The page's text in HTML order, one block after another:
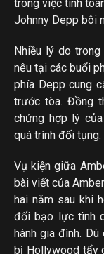
trong việc tính
Johnny Depp bôi
Nhiều lý do
nêu tại các buổi
phía Depp cung
trước tòa. Đồng
chứng hợp lý
quá trình đối tụng.
Vụ kiện giữa
bài viết của
hai năm sau khi
đối bạo lực tình
hành gia đình.
bị Hollywood tẩy